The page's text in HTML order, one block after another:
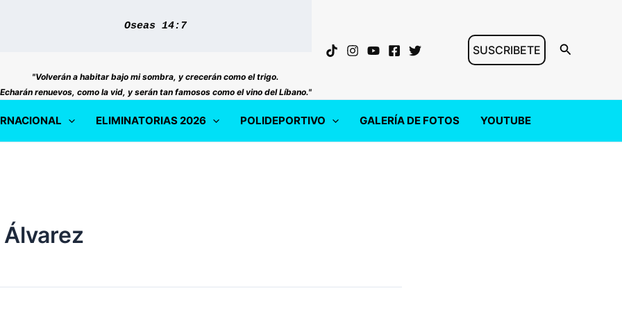
Oseas 14:7
"Volverán a habitar bajo mi sombra, y crecerán como el trigo.
Echarán renuevos, como la vid, y serán tan famosos como el vino del Líbano."
SUSCRIBETE Buscar
ELIMINATORIAS 2026 POLIDEPORTIVO GALERÍA DE FOTOS YOUTUBE